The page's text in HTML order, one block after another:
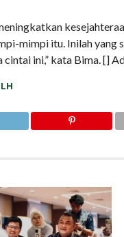
mimpi itu. Inilah yang
ini,” kata Bima. []